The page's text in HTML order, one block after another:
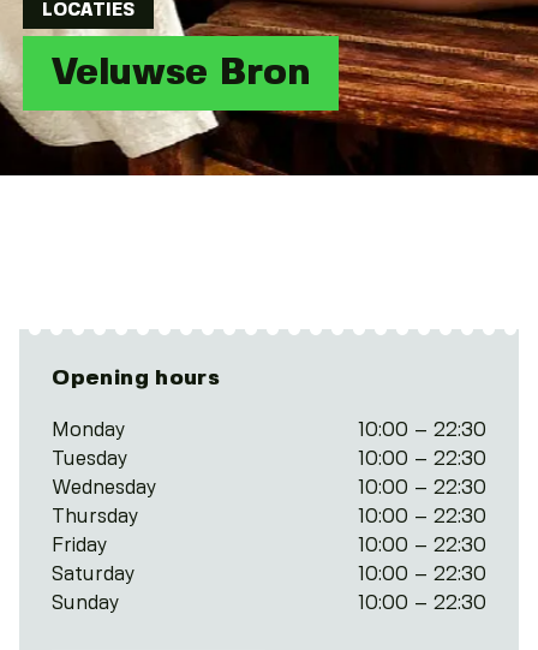
LOCATIES
Veluwse Bron
Opening hours
Monday
10:00 – 22:30
Tuesday
10:00 – 22:30
Wednesday
10:00 – 22:30
Thursday
10:00 – 22:30
Friday
10:00 – 22:30
Saturday
10:00 – 22:30
Sunday
10:00 – 22:30